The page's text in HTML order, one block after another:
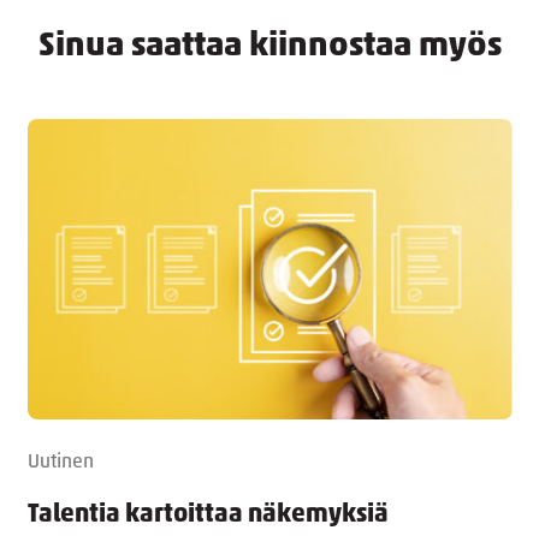
Sinua saattaa kiinnostaa myös
Uutinen
Talentia kartoittaa näkemyksiä